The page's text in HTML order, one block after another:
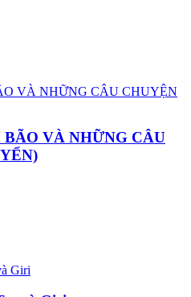
VÀ NHỮNG CÂU